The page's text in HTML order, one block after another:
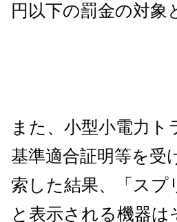
円以下の罰金の対象
また、小型小電力
基準適合証明等を受
索した結果、「スプ
と表示される機器